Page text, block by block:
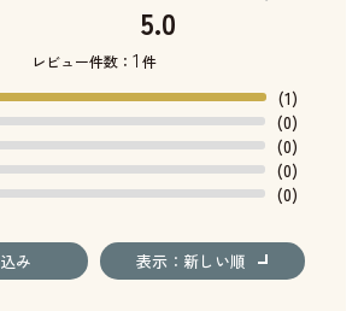
5.0
レビュー件数： 1 件
(1)
(0)
(0)
(0)
(0)
み 表示：新しい順